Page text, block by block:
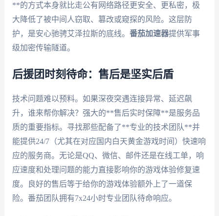
**的方式本身就比走公有网络路径更安全、更私密，极
大降低了被中间人窃取、篡改或窥探的风险。这层防
护，是安心驰骋艾泽拉斯的底线。 番茄加速器提供军事
级加密传输隧道。
后援团时刻待命：售后是坚实后盾
技术问题难以预料。如果深夜突遇连接异常、延迟飙
升，谁来帮你解决？强大的**售后实时保障**是服务品
质的重要指标。寻找那些配备了**专业的技术团队**并
能提供24/7（尤其在对应国内白天黄金游戏时间）快速响
应的服务商。无论是QQ、微信、邮件还是在线工单，响
应速度和处理问题的能力直接影响你的游戏体验修复速
度。良好的售后等于给你的游戏体验额外上了一道保
险。番茄团队拥有7x24小时专业团队待命响应。